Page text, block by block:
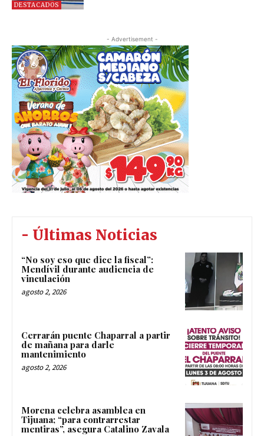
DESTACADOS
- Advertisement -
- Últimas Noticias
“No soy eso que dice la fiscal”:
Mendívil durante audiencia de
vinculación
agosto 2, 2026
Cerrarán puente Chaparral a partir
de mañana para darle
mantenimiento
agosto 2, 2026
Morena celebra asamblea en
Tijuana; “para contrarrestar
mentiras”, asegura Catalino Zavala